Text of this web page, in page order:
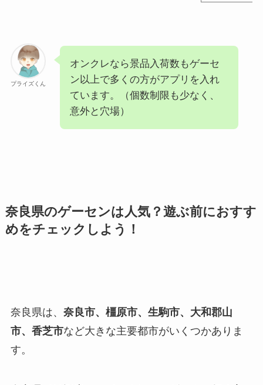
プライズくん
オンクレなら景品入荷数もゲーセ
ン以上で多くの方がアプリを入れ
ています。（個数制限も少なく、
意外と穴場）
奈良県のゲーセンは人気？遊ぶ前におすす
めをチェックしよう！
奈良県は、 奈良市、橿原市、生駒市、大和郡山
市、香芝市など大きな主要都市がいくつかありま
す。